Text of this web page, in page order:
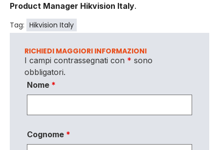
Product Manager Hikvision Italy.
Tag: Hikvision Italy
RICHIEDI MAGGIORI INFORMAZIONI
I campi contrassegnati con * sono
obbligatori.
Nome *
Cognome *